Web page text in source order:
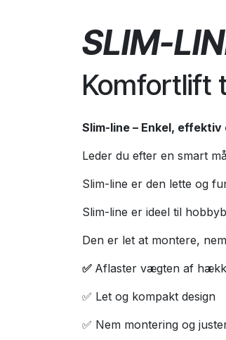
SLIM-
Komfortlift
Slim-line – Enkel,
Leder du efter en smart
Slim-line er den lette og
Slim-line er ideel til
Den er let at montere,
✅ Aflaster vægten af
✅ Let og kompakt design
✅ Nem montering og